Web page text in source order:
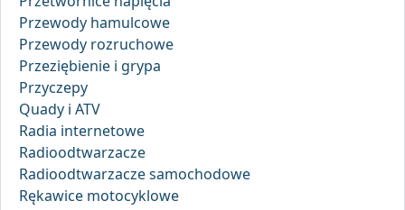
Przewody hamulcowe
Przewody rozruchowe
Przeziębienie i grypa
Przyczepy
Quady i ATV
Radia internetowe
Radioodtwarzacze
Radioodtwarzacze samochodowe
Rękawice motocyklowe